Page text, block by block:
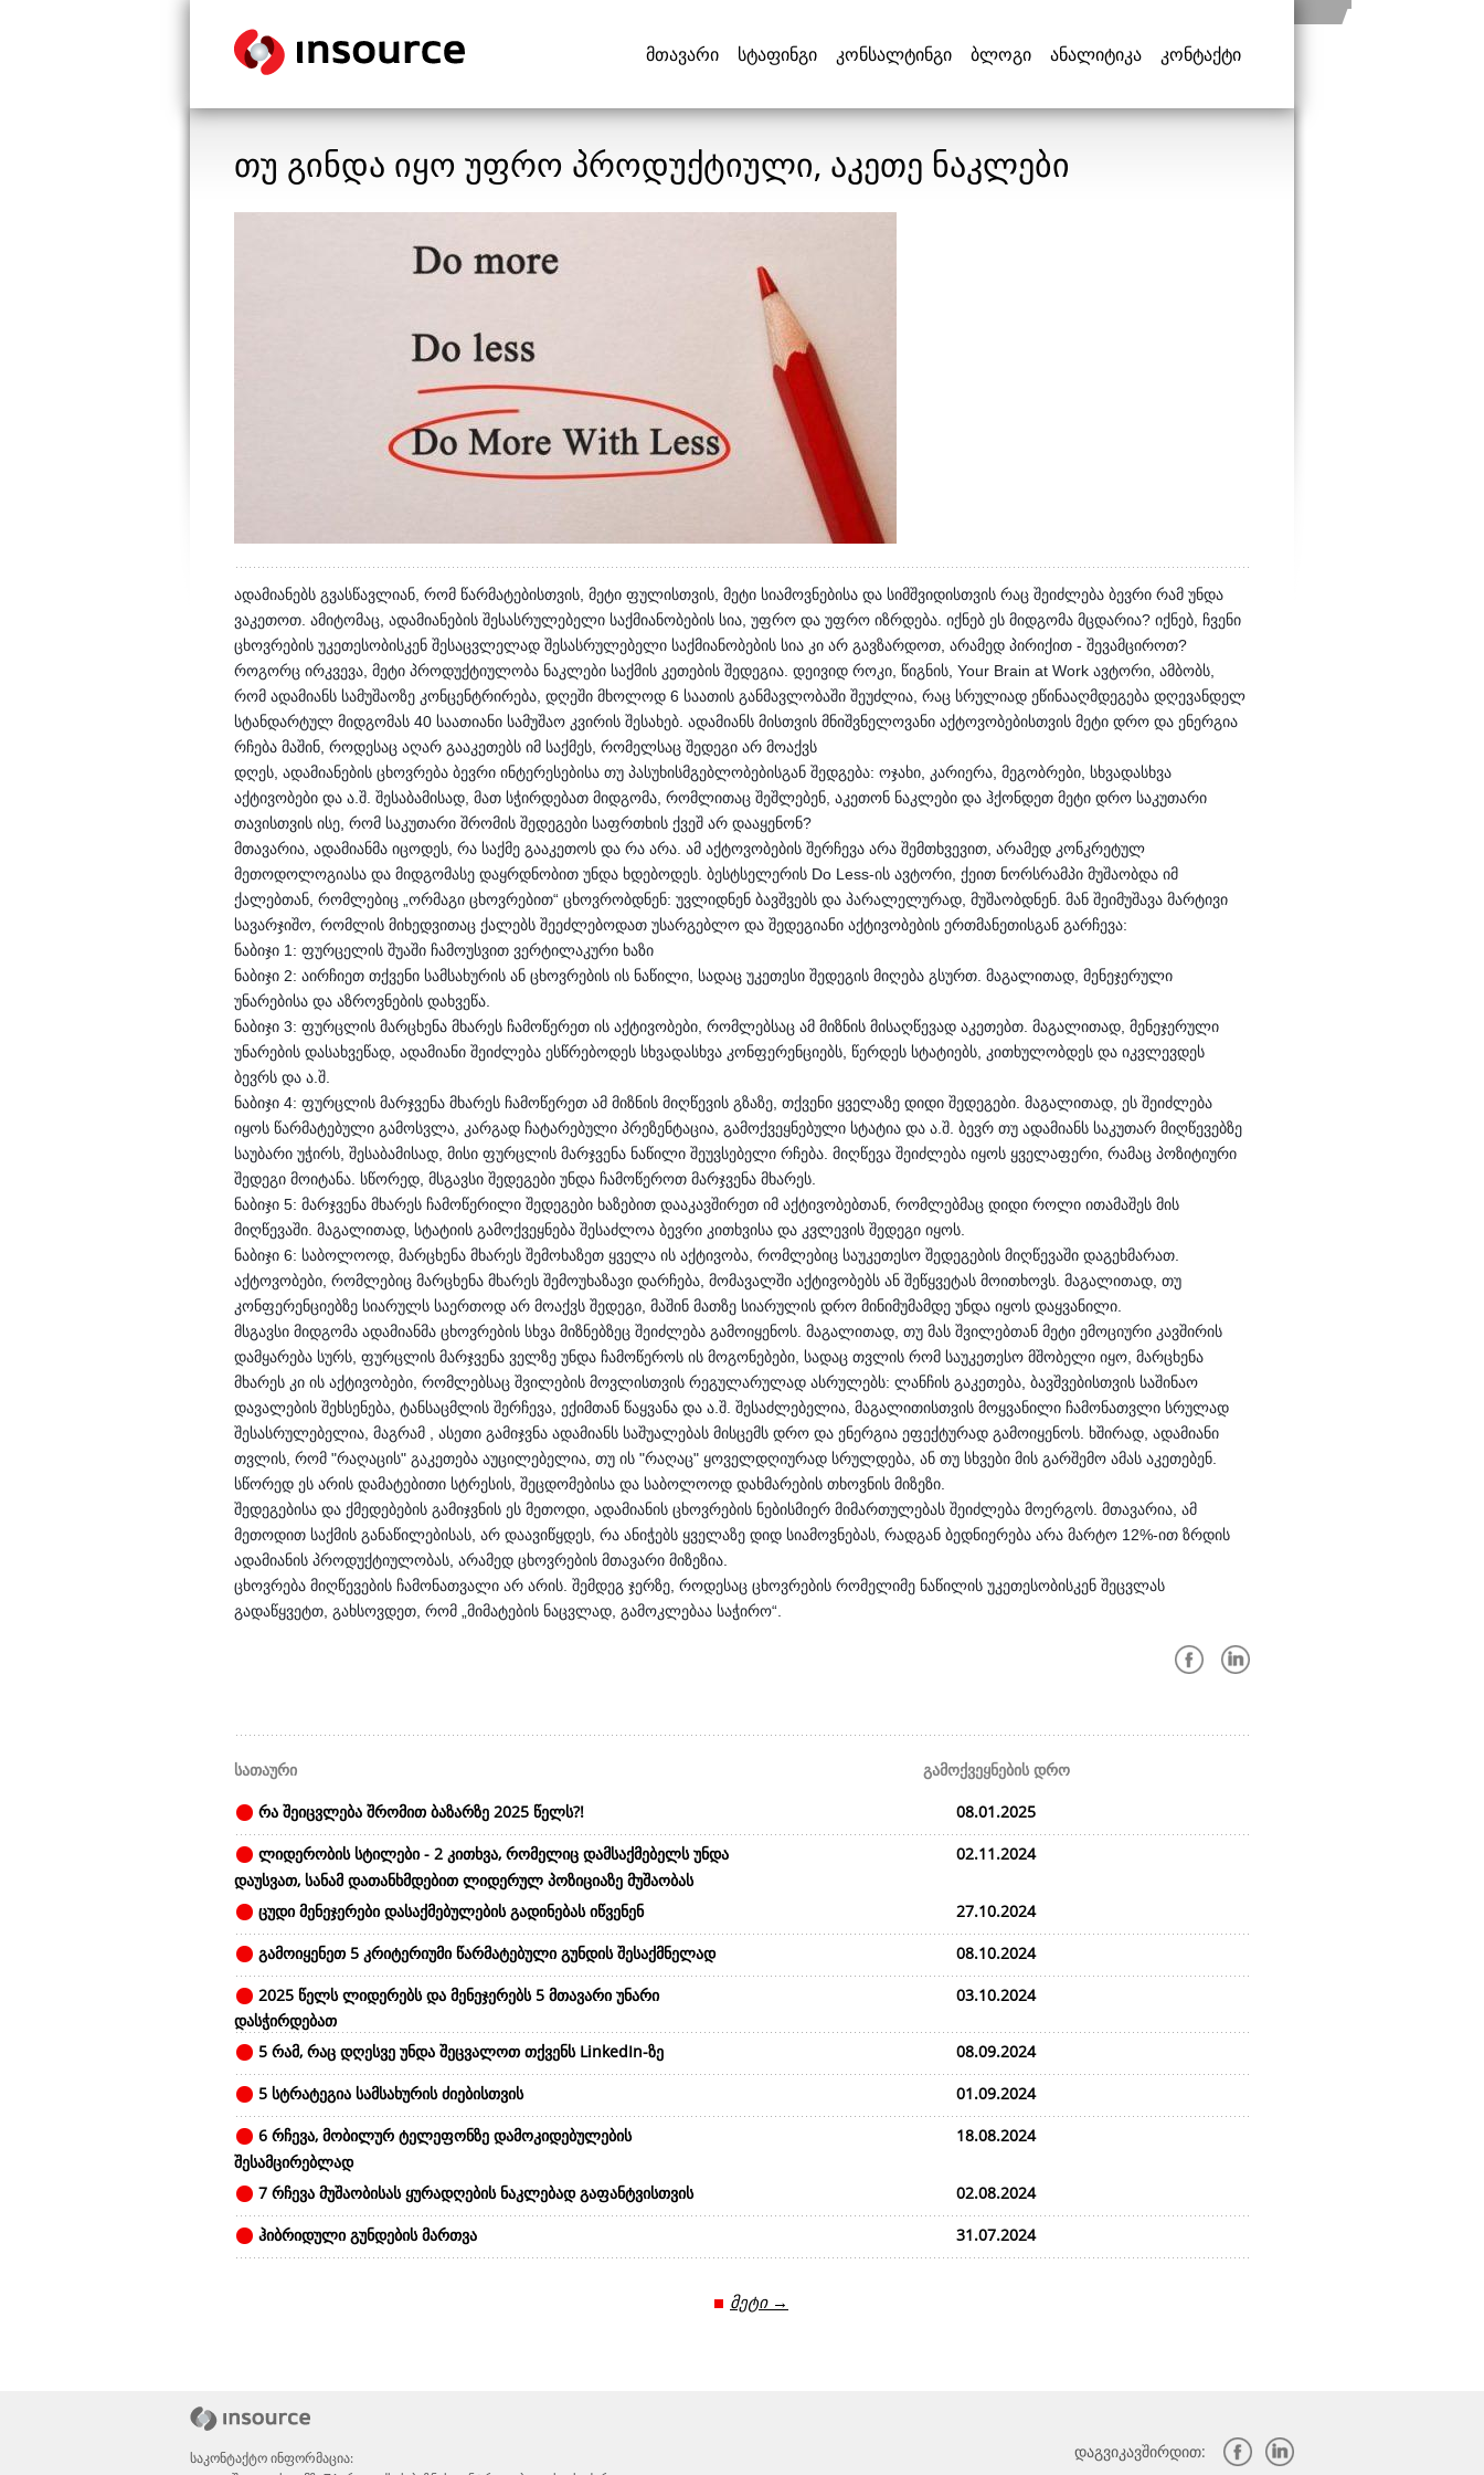
მთავარი სტაფინგი კონსალტინგი ბლოგი ანალიტიკა კონტაქტი
თუ გინდა იყო უფრო პროდუქტიული, აკეთე ნაკლები
ადამიანებს გვასწავლიან, რომ წარმატებისთვის, მეტი ფულისთვის, მეტი სიამოვნებისა და სიმშვიდისთვის რაც შეიძლება ბევრი რამ უნდა
ვაკეთოთ. ამიტომაც, ადამიანების შესასრულებელი საქმიანობების სია, უფრო და უფრო იზრდება. იქნებ ეს მიდგომა მცდარია? იქნებ, ჩვენი
ცხოვრების უკეთესობისკენ შესაცვლელად შესასრულებელი საქმიანობების სია კი არ გავზარდოთ, არამედ პირიქით - შევამციროთ?
როგორც ირკვევა, მეტი პროდუქტიულობა ნაკლები საქმის კეთების შედეგია. დეივიდ როკი, წიგნის, Your Brain at Work ავტორი, ამბობს,
რომ ადამიანს სამუშაოზე კონცენტრირება, დღეში მხოლოდ 6 საათის განმავლობაში შეუძლია, რაც სრულიად ეწინააღმდეგება დღევანდელ
სტანდარტულ მიდგომას 40 საათიანი სამუშაო კვირის შესახებ. ადამიანს მისთვის მნიშვნელოვანი აქტოვობებისთვის მეტი დრო და ენერგია
რჩება მაშინ, როდესაც აღარ გააკეთებს იმ საქმეს, რომელსაც შედეგი არ მოაქვს
დღეს, ადამიანების ცხოვრება ბევრი ინტერესებისა თუ პასუხისმგებლობებისგან შედგება: ოჯახი, კარიერა, მეგობრები, სხვადასხვა
აქტივობები და ა.შ. შესაბამისად, მათ სჭირდებათ მიდგომა, რომლითაც შეშლებენ, აკეთონ ნაკლები და ჰქონდეთ მეტი დრო საკუთარი
თავისთვის ისე, რომ საკუთარი შრომის შედეგები საფრთხის ქვეშ არ დააყენონ?
მთავარია, ადამიანმა იცოდეს, რა საქმე გააკეთოს და რა არა. ამ აქტოვობების შერჩევა არა შემთხვევით, არამედ კონკრეტულ
მეთოდოლოგიასა და მიდგომასე დაყრდნობით უნდა ხდებოდეს. ბესტსელერის Do Less-ის ავტორი, ქეით ნორსრამპი მუშაობდა იმ
ქალებთან, რომლებიც „ორმაგი ცხოვრებით“ ცხოვრობდნენ: უვლიდნენ ბავშვებს და პარალელურად, მუშაობდნენ. მან შეიმუშავა მარტივი
სავარჯიშო, რომლის მიხედვითაც ქალებს შეეძლებოდათ უსარგებლო და შედეგიანი აქტივობების ერთმანეთისგან გარჩევა:
ნაბიჯი 1: ფურცელის შუაში ჩამოუსვით ვერტილაკური ხაზი
ნაბიჯი 2: აირჩიეთ თქვენი სამსახურის ან ცხოვრების ის ნაწილი, სადაც უკეთესი შედეგის მიღება გსურთ. მაგალითად, მენეჯერული
უნარებისა და აზროვნების დახვეწა.
ნაბიჯი 3: ფურცლის მარცხენა მხარეს ჩამოწერეთ ის აქტივობები, რომლებსაც ამ მიზნის მისაღწევად აკეთებთ. მაგალითად, მენეჯერული
უნარების დასახვეწად, ადამიანი შეიძლება ესწრებოდეს სხვადასხვა კონფერენციებს, წერდეს სტატიებს, კითხულობდეს და იკვლევდეს
ბევრს და ა.შ.
ნაბიჯი 4: ფურცლის მარჯვენა მხარეს ჩამოწერეთ ამ მიზნის მიღწევის გზაზე, თქვენი ყველაზე დიდი შედეგები. მაგალითად, ეს შეიძლება
იყოს წარმატებული გამოსვლა, კარგად ჩატარებული პრეზენტაცია, გამოქვეყნებული სტატია და ა.შ. ბევრ თუ ადამიანს საკუთარ მიღწევებზე
საუბარი უჭირს, შესაბამისად, მისი ფურცლის მარჯვენა ნაწილი შეუვსებელი რჩება. მიღწევა შეიძლება იყოს ყველაფერი, რამაც პოზიტიური
შედეგი მოიტანა. სწორედ, მსგავსი შედეგები უნდა ჩამოწეროთ მარჯვენა მხარეს.
ნაბიჯი 5: მარჯვენა მხარეს ჩამოწერილი შედეგები ხაზებით დააკავშირეთ იმ აქტივობებთან, რომლებმაც დიდი როლი ითამაშეს მის
მიღწევაში. მაგალითად, სტატიის გამოქვეყნება შესაძლოა ბევრი კითხვისა და კვლევის შედეგი იყოს.
ნაბიჯი 6: საბოლოოდ, მარცხენა მხარეს შემოხაზეთ ყველა ის აქტივობა, რომლებიც საუკეთესო შედეგების მიღწევაში დაგეხმარათ.
აქტოვობები, რომლებიც მარცხენა მხარეს შემოუხაზავი დარჩება, მომავალში აქტივობებს ან შეწყვეტას მოითხოვს. მაგალითად, თუ
კონფერენციებზე სიარულს საერთოდ არ მოაქვს შედეგი, მაშინ მათზე სიარულის დრო მინიმუმამდე უნდა იყოს დაყვანილი.
მსგავსი მიდგომა ადამიანმა ცხოვრების სხვა მიზნებზეც შეიძლება გამოიყენოს. მაგალითად, თუ მას შვილებთან მეტი ემოციური კავშირის
დამყარება სურს, ფურცლის მარჯვენა ველზე უნდა ჩამოწეროს ის მოგონებები, სადაც თვლის რომ საუკეთესო მშობელი იყო, მარცხენა
მხარეს კი ის აქტივობები, რომლებსაც შვილების მოვლისთვის რეგულარულად ასრულებს: ლანჩის გაკეთება, ბავშვებისთვის საშინაო
დავალების შეხსენება, ტანსაცმლის შერჩევა, ექიმთან წაყვანა და ა.შ. შესაძლებელია, მაგალითისთვის მოყვანილი ჩამონათვლი სრულად
შესასრულებელია, მაგრამ , ასეთი გამიჯვნა ადამიანს საშუალებას მისცემს დრო და ენერგია ეფექტურად გამოიყენოს. ხშირად, ადამიანი
თვლის, რომ "რაღაცის" გაკეთება აუცილებელია, თუ ის "რაღაც" ყოველდღიურად სრულდება, ან თუ სხვები მის გარშემო ამას აკეთებენ.
სწორედ ეს არის დამატებითი სტრესის, შეცდომებისა და საბოლოოდ დახმარების თხოვნის მიზეზი.
შედეგებისა და ქმედებების გამიჯვნის ეს მეთოდი, ადამიანის ცხოვრების ნებისმიერ მიმართულებას შეიძლება მოერგოს. მთავარია, ამ
მეთოდით საქმის განაწილებისას, არ დაავიწყდეს, რა ანიჭებს ყველაზე დიდ სიამოვნებას, რადგან ბედნიერება არა მარტო 12%-ით ზრდის
ადამიანის პროდუქტიულობას, არამედ ცხოვრების მთავარი მიზეზია.
ცხოვრება მიღწევების ჩამონათვალი არ არის. შემდეგ ჯერზე, როდესაც ცხოვრების რომელიმე ნაწილის უკეთესობისკენ შეცვლას
გადაწყვეტთ, გახსოვდეთ, რომ „მიმატების ნაცვლად, გამოკლებაა საჭირო“.
სათაური
გამოქვეყნების დრო
რა შეიცვლება შრომით ბაზარზე 2025 წელს?!
08.01.2025
ლიდერობის სტილები - 2 კითხვა, რომელიც დამსაქმებელს უნდა
დაუსვათ, სანამ დათანხმდებით ლიდერულ პოზიციაზე მუშაობას
02.11.2024
ცუდი მენეჯერები დასაქმებულების გადინებას იწვენენ
27.10.2024
გამოიყენეთ 5 კრიტერიუმი წარმატებული გუნდის შესაქმნელად
08.10.2024
2025 წელს ლიდერებს და მენეჯერებს 5 მთავარი უნარი
დასჭირდებათ
03.10.2024
5 რამ, რაც დღესვე უნდა შეცვალოთ თქვენს LinkedIn-ზე
08.09.2024
5 სტრატეგია სამსახურის ძიებისთვის
01.09.2024
6 რჩევა, მობილურ ტელეფონზე დამოკიდებულების
შესამცირებლად
18.08.2024
7 რჩევა მუშაობისას ყურადღების ნაკლებად გაფანტვისთვის
02.08.2024
ჰიბრიდული გუნდების მართვა
31.07.2024
მეტი →
საკონტაქტო ინფორმაცია:
დაგვიკავშირდით: